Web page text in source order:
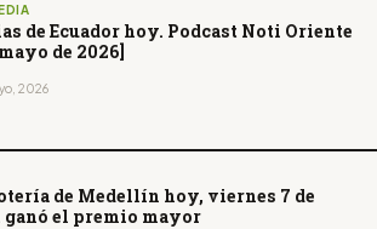
de Ecuador hoy. Podcast Noti Oriente
de 2026]
2026
de Medellín hoy, viernes 7 de
ganó el premio mayor